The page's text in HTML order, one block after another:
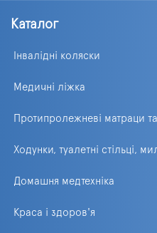
Каталог
Інвалідні коляски
Медичні ліжка
Протипролежневі матраци
Ходунки, туалетні стільці,
Домашня медтехніка
Краса і здоров'я